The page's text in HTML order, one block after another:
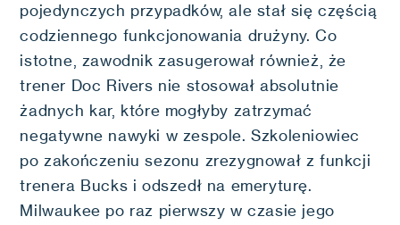
pojedynczych przypadków, ale stał się częścią
codziennego funkcjonowania drużyny. Co
istotne, zawodnik zasugerował również, że
trener Doc Rivers nie stosował absolutnie
żadnych kar, które mogłyby zatrzymać
negatywne nawyki w zespole. Szkoleniowiec
po zakończeniu sezonu zrezygnował z funkcji
trenera Bucks i odszedł na emeryturę.
Milwaukee po raz pierwszy w czasie jego